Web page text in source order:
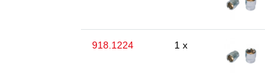
918.1224 1 x